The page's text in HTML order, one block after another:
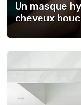
Un masque
cheveux